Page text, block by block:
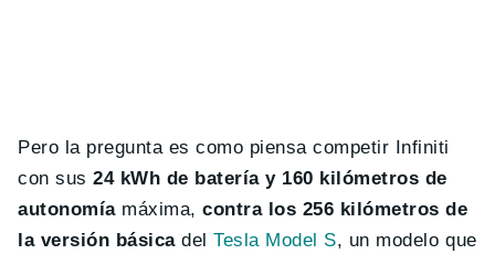
Pero la pregunta es como piensa competir Infiniti
con sus24 kWh de batería y 160 kilómetros de
autonomíamáxima,contra los 256 kilómetros de
la versión básicadelTesla Model S, un modelo que